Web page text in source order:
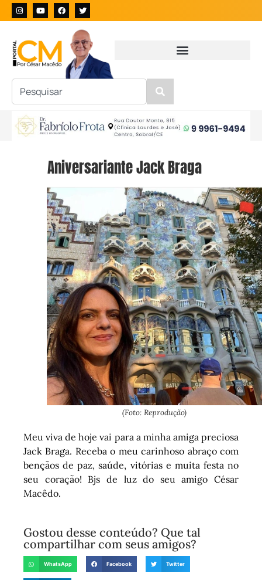
Aniversariante Jack Braga
(Foto: Reprodução)
Meu viva de hoje vai para a minha amiga preciosa
Jack Braga. Receba o meu carinhoso abraço com
bençãos de paz, saúde, vitórias e muita festa no
seu coração! Bjs de luz do seu amigo César
Macêdo.
Gostou desse conteúdo? Que tal
compartilhar com seus amigos?
WhatsApp Facebook Twitter